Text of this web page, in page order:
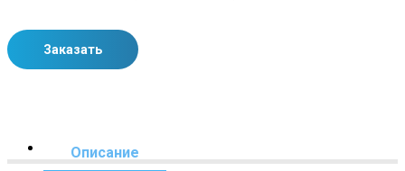
Заказать
Описание